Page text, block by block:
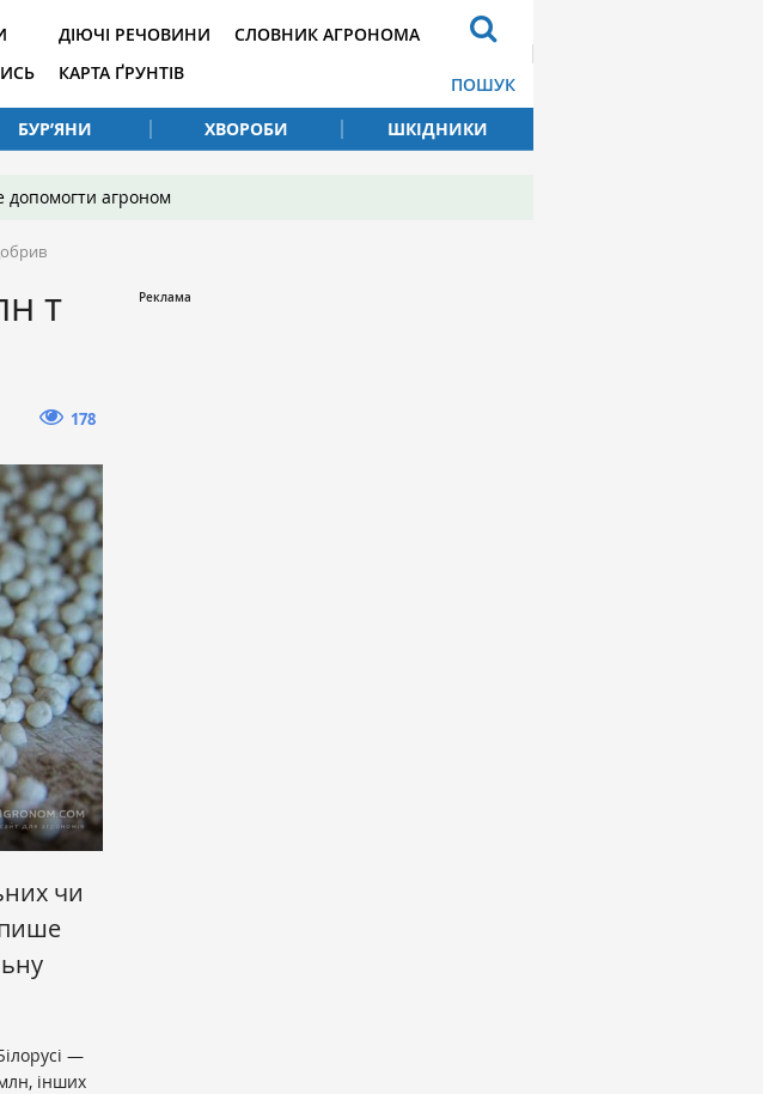
ДІЮЧІ РЕЧОВИНИ
КАРТА ҐРУНТІВ
СЛОВНИК АГРОНОМА
ПОШУК
БУР’ЯНИ ХВОРОБИ ШКІДНИКИ
допомогти агроном
т
178
чи
—
інших